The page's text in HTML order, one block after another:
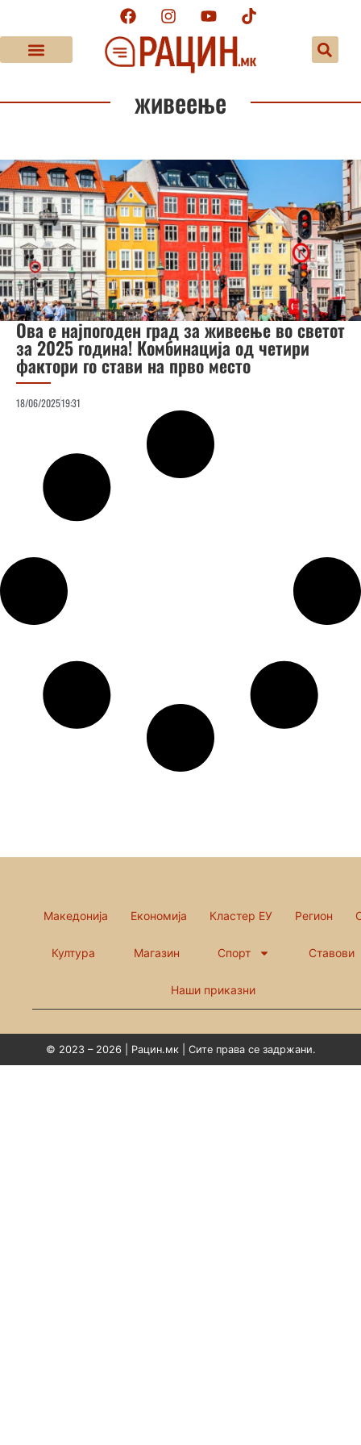
живеење
Ова е најпогоден град за живеење во светот
за 2025 година! Комбинација од четири
фактори го стави на прво место
18/06/202519:31
Македонија Економија Кластер ЕУ Регион
Култура Магазин Спорт Ставови
Наши приказни
© 2023 – 2026 | Рацин.мк | Сите права се задржани.